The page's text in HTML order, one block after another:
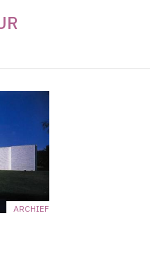
ARCHIEF